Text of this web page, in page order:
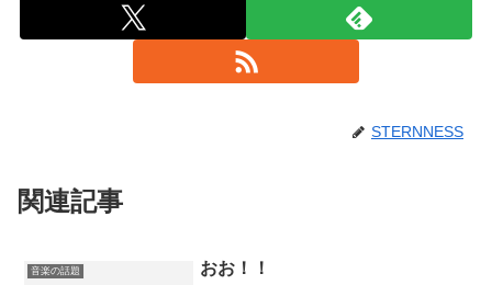
STERNNESS
関連記事
音楽の話題 おお！！